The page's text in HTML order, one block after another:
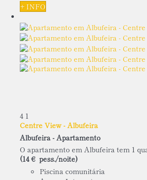
+ INFO
4 1
Centre View - Albufeira
Albufeira - Apartamento
O apartamento em Albufeira tem 1
(14 € pess./noite)
Piscina comunitária